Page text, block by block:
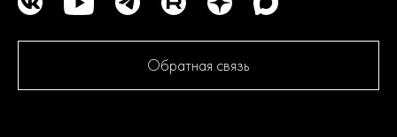
Обратная связь